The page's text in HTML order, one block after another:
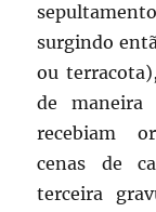
surgindo
ou
de maneira
recebiam
cenas de
terceira